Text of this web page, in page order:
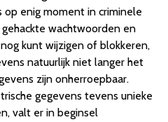
op enig moment in criminele
wachtwoorden en
kunt wijzigen of blokkeren,
natuurlijk niet langer het
zijn onherroepbaar.
gegevens tevens unieke
valt er in beginsel